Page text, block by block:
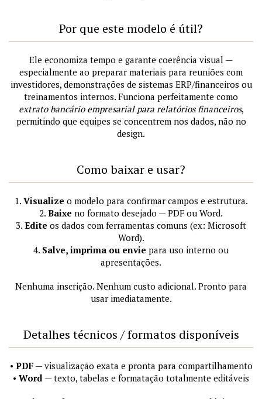
Por que este modelo é útil?
Ele economiza tempo e garante coerência visual —
especialmente ao preparar materiais para reuniões com
investidores, demonstrações de sistemas ERP/financeiros ou
treinamentos internos. Funciona perfeitamente como
extrato bancário empresarial para relatórios financeiros,
permitindo que equipes se concentrem nos dados, não no
design.
Como baixar e usar?
1. Visualize o modelo para confirmar campos e estrutura.
2. Baixe no formato desejado — PDF ou Word.
3. Edite os dados com ferramentas comuns (ex: Microsoft
Word).
4. Salve, imprima ou envie para uso interno ou
apresentações.
Nenhuma inscrição. Nenhum custo adicional. Pronto para
usar imediatamente.
Detalhes técnicos / formatos disponíveis
• PDF— visualização exata e pronta para compartilhamento
• Word — texto, tabelas e formatação totalmente editáveis